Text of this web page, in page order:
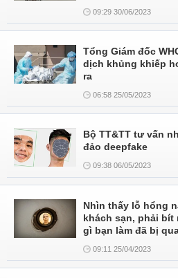
09:29 30/06/2023
Tổng Giám đốc
dịch khủng khiếp
ra
06:58 25/05/2023
Bộ TT&TT tư vấn
đảo deepfake
09:38 06/05/2023
Nhìn thấy lỗ hổng
khách sạn, phải bít
gì bạn làm đã bị
09:11 25/04/2023